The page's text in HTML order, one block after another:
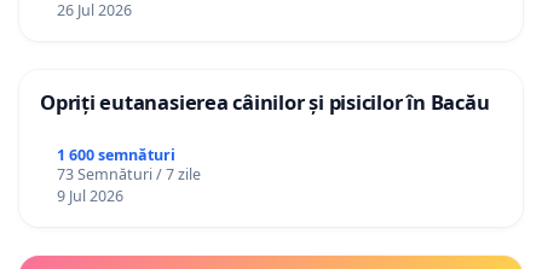
26 Jul 2026
Opriți eutanasierea câinilor și pisicilor în Bacău
1 600 semnături
73 Semnături / 7 zile
9 Jul 2026